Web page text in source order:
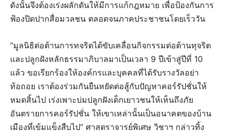
ดังนั้นจึงต้องเร่งผลักดันให้มีการแก้กฎหมาย เพื่อป้องกันการ
ฟ้องปิดปากสื่อมวลชน ตลอดจนภาคประชาชนโดยเร็ววัน
“มูลนิธิต่อต้านการทจริตได้ขับเคลื่อนกิจกรรมต่อต้านทุจริต
และปลูกฝังหลักธรรมาภิบาลมาเป็นเวลา 9 ปีเข้าสู่ปีที่ 10
แล้ว ขอเรียกร้องให้องค์กรและบุคคลที่ได้รับรางวัลอย่า
ท้อถอย เราต้องร่วมกันยืนหยัดต่อสู้กับปัญหาคอร์รัปชั่นให้
หมดสิ้นไป เร่งเพาะบ่มปลูกฝังเด็กเยาวชนให้เห็นถึงภัย
อันตรายการคอร์รัปชั่น ให้เขาเหล่านั้นเป็นอนาคตของบ้าน
เมืองที่เข้มแข็งสืบไป” ศาสตราจารย์พิเศษ วิชาฯ กล่าวทิ้ง